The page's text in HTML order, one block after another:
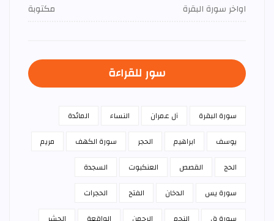
اواخر سورة البقرة
مكتوبة
سور للقراءة
سورة البقرة آل عمران النساء
المائدة
يوسف
ابراهيم الحجر سورة الكهف
مريم
الحج
القصص العنكبوت
السجدة
سورة يس
الدخان الفتح
الحجرات